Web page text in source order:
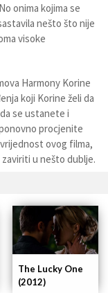
onima kojima se
nešto što nije
visoke
Harmony Korine
koji Korine želi da
se ustanete i
procjenite
ovog filma,
u nešto dublje.
The Lucky One
(2012)